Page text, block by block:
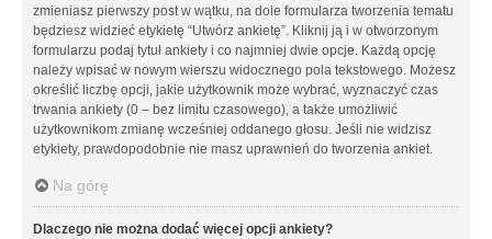
zmieniasz pierwszy post w wątku, na dole formularza tworzenia tematu
będziesz widzieć etykietę “Utwórz ankietę”. Kliknij ją i w otworzonym
formularzu podaj tytuł ankiety i co najmniej dwie opcje. Każdą opcję
należy wpisać w nowym wierszu widocznego pola tekstowego. Możesz
określić liczbę opcji, jakie użytkownik może wybrać, wyznaczyć czas
trwania ankiety (0 – bez limitu czasowego), a także umożliwić
użytkownikom zmianę wcześniej oddanego głosu. Jeśli nie widzisz
etykiety, prawdopodobnie nie masz uprawnień do tworzenia ankiet.
Na górę
Dlaczego nie można dodać więcej opcji ankiety?